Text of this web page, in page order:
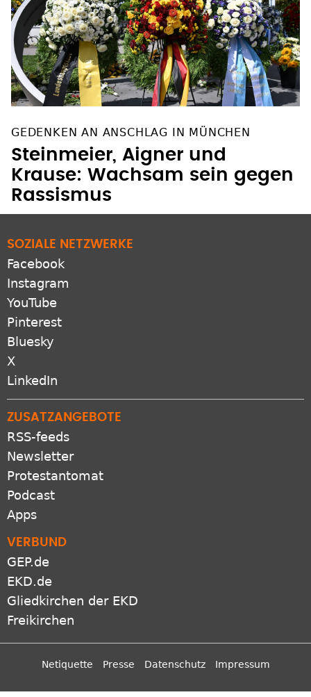
GEDENKEN AN ANSCHLAG IN MÜNCHEN
Steinmeier, Aigner und
Krause: Wachsam sein gegen
Rassismus
SOZIALE NETZWERKE
Facebook
Instagram
YouTube
Pinterest
Bluesky
X
LinkedIn
ZUSATZANGEBOTE
RSS-feeds
Newsletter
Protestantomat
Podcast
Apps
VERBUND
GEP.de
EKD.de
Gliedkirchen der EKD
Freikirchen
Netiquette Presse Datenschutz Impressum